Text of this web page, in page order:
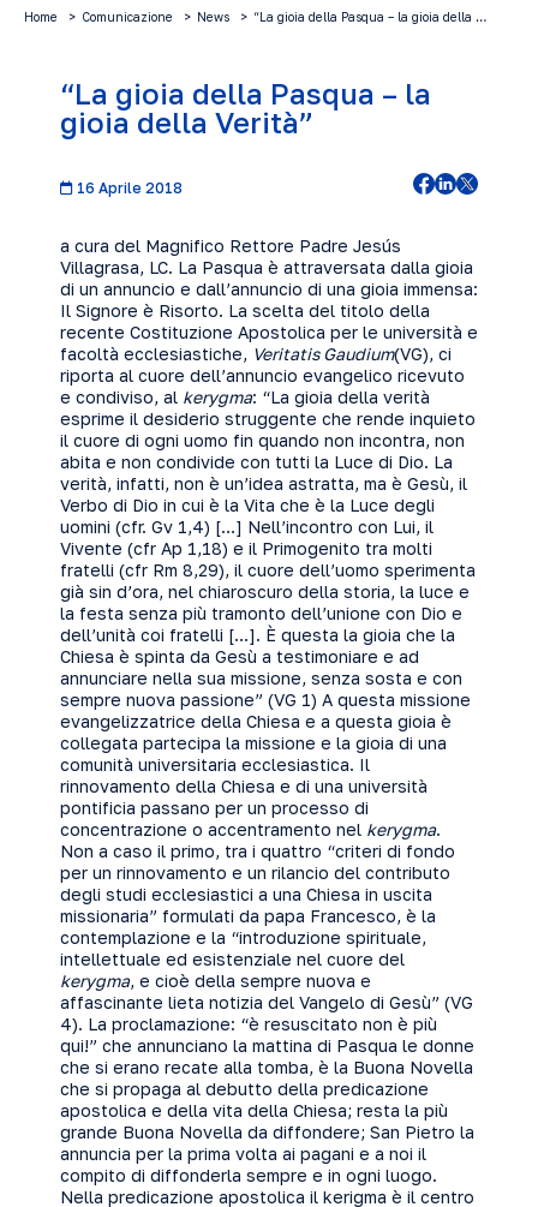
Home Comunicazione News “La gioia della Pasqua – la gioia della …
“La gioia della Pasqua – la
gioia della Verità”
16 Aprile 2018
a cura del Magnifico Rettore Padre Jesús
Villagrasa, LC. La Pasqua è attraversata dalla gioia
di un annuncio e dall’annuncio di una gioia immensa:
Il Signore è Risorto. La scelta del titolo della
recente Costituzione Apostolica per le università e
facoltà ecclesiastiche, Veritatis Gaudium(VG), ci
riporta al cuore dell’annuncio evangelico ricevuto
e condiviso, al kerygma: “La gioia della verità
esprime il desiderio struggente che rende inquieto
il cuore di ogni uomo fin quando non incontra, non
abita e non condivide con tutti la Luce di Dio. La
verità, infatti, non è un’idea astratta, ma è Gesù, il
Verbo di Dio in cui è la Vita che è la Luce degli
uomini (cfr. Gv 1,4) […] Nell’incontro con Lui, il
Vivente (cfr Ap 1,18) e il Primogenito tra molti
fratelli (cfr Rm 8,29), il cuore dell’uomo sperimenta
già sin d’ora, nel chiaroscuro della storia, la luce e
la festa senza più tramonto dell’unione con Dio e
dell’unità coi fratelli […]. È questa la gioia che la
Chiesa è spinta da Gesù a testimoniare e ad
annunciare nella sua missione, senza sosta e con
sempre nuova passione” (VG 1) A questa missione
evangelizzatrice della Chiesa e a questa gioia è
collegata partecipa la missione e la gioia di una
comunità universitaria ecclesiastica. Il
rinnovamento della Chiesa e di una università
pontificia passano per un processo di
concentrazione o accentramento nel kerygma.
Non a caso il primo, tra i quattro “criteri di fondo
per un rinnovamento e un rilancio del contributo
degli studi ecclesiastici a una Chiesa in uscita
missionaria” formulati da papa Francesco, è la
contemplazione e la “introduzione spirituale,
intellettuale ed esistenziale nel cuore del
kerygma, e cioè della sempre nuova e
affascinante lieta notizia del Vangelo di Gesù” (VG
4). La proclamazione: “è resuscitato non è più
qui!” che annunciano la mattina di Pasqua le donne
che si erano recate alla tomba, è la Buona Novella
che si propaga al debutto della predicazione
apostolica e della vita della Chiesa; resta la più
grande Buona Novella da diffondere; San Pietro la
annuncia per la prima volta ai pagani e a noi il
compito di diffonderla sempre e in ogni luogo.
Nella predicazione apostolica il kerigma è il centro